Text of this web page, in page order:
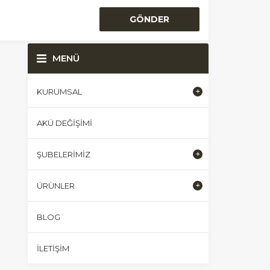
MENÜ
KURUMSAL
AKÜ DEĞIŞIMI
ŞUBELERIMIZ
ÜRÜNLER
BLOG
İLETIŞIM